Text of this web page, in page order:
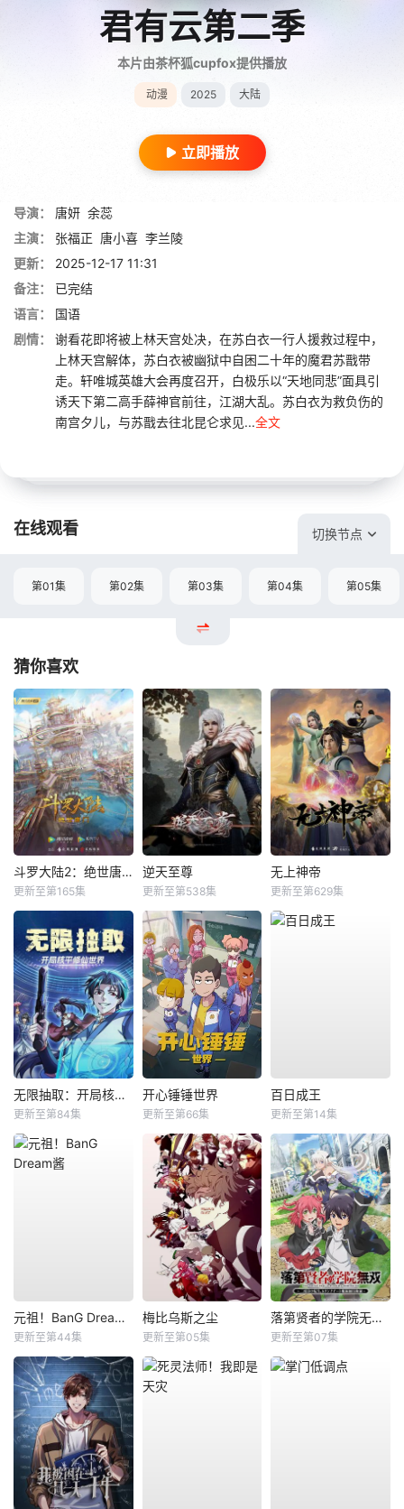
君有云第二季
本片由茶杯狐cupfox提供播放
动漫 2025 大陆
立即播放
导演： 唐妍 余蕊
主演：
张福正 唐小喜 李兰陵
更新：
2025-12-17 11:31
备注：
已完结
语言：
国语
剧情：
谢看花即将被上林天宫处决，在苏白衣一行人援救过程中，
上林天宫解体，苏白衣被幽狱中自困二十年的魔君苏戬带
走。轩唯城英雄大会再度召开，白极乐以“天地同悲”面具引
诱天下第二高手薛神官前往，江湖大乱。苏白衣为救负伤的
南宫夕儿，与苏戬去往北昆仑求见...全文
在线观看 切换节点
第01集 第02集 第03集 第04集 第05集
猜你喜欢
斗罗大陆2：绝世唐门
更新至第165集
逆天至尊
更新至第538集
无上神帝
更新至第629集
无限抽取：开局核平修仙世界动态漫
更新至第84集
开心锤锤世界
更新至第66集
百日成王
更新至第14集
元祖！BanG Dream酱
更新至第44集
梅比乌斯之尘
更新至第05集
落第贤者的学院无双第二回转生，S等级作弊魔术师冒险记
更新至第07集